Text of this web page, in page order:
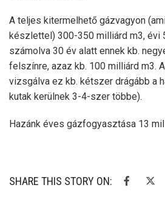
A teljes kitermelhető gázvagyon
készlettel) 300-350 milliárd m3, évi
számolva 30 év alatt ennek kb.
felszínre, azaz kb. 100 milliárd m3.
vizsgálva ez kb. kétszer drágább a
kutak kerülnek 3-4-szer többe).
Hazánk éves gázfogyasztása 13
SHARE THIS STORY ON: